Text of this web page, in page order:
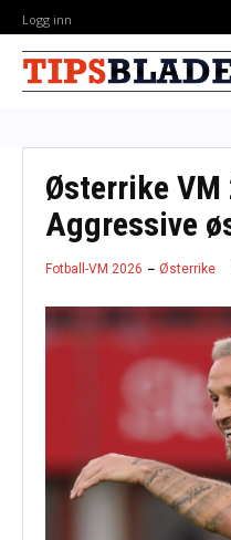
Logg inn
Østerrike VM
Aggressive
Fotball-VM 2026 Østerrike